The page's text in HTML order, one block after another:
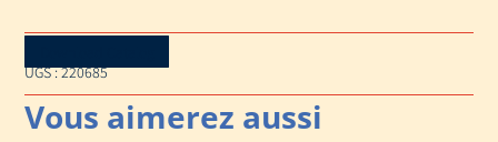
UGS :220685